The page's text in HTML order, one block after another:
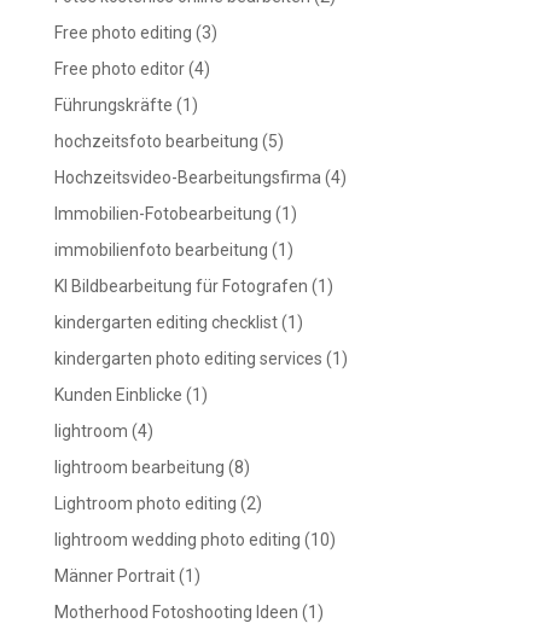
Free photo editing (3)
Free photo editor(4)
Führungskräfte (1)
hochzeitsfoto bearbeitung (5)
Hochzeitsvideo-Bearbeitungsfirma (4)
Immobilien-Fotobearbeitung (1)
immobilienfoto bearbeitung (1)
KI Bildbearbeitung für Fotografen (1)
kindergarten editing checklist(1)
kindergarten photo editing services (1)
Kunden Einblicke (1)
lightroom (4)
lightroom bearbeitung (8)
Lightroom photo editing (2)
lightroom wedding photo editing (10)
Männer Portrait(1)
Motherhood Fotoshooting Ideen (1)